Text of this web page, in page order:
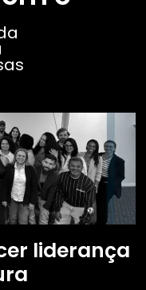
liderança